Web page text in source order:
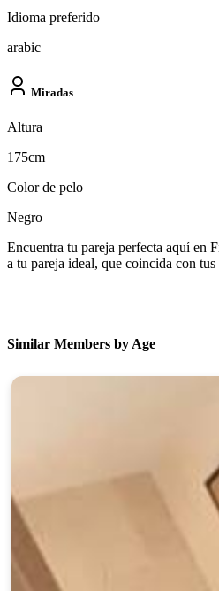
Idioma preferido
arabic
Miradas
Altura
175cm
Color de pelo
Negro
Encuentra tu pareja perfecta aquí en
a tu pareja ideal, que coincida con
Similar Members by Age